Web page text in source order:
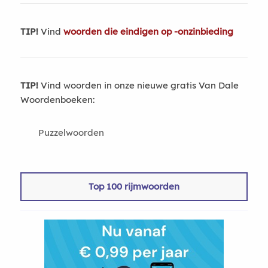
TIP!Vind woorden die eindigen op -onzinbieding
TIP!Vind woorden in onze nieuwe gratis Van Dale
Woordenboeken:
Puzzelwoorden
Top 100 rijmwoorden